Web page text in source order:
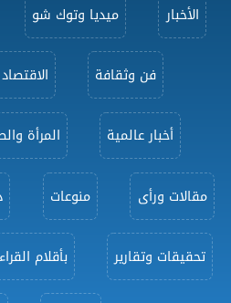
الأخبار ميديا وتوك شو
فن وثقافة الاقتصاد
أخبار عالمية المرأة
مقالات ورأى منوعات
تحقيقات وتقارير بأقلام القراء